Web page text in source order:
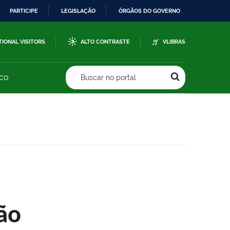
PARTICIPE LEGISLAÇÃO ÓRGÃOS DO GOVERNO
VISITORS ALTO CONTRASTE VLIBRAS
Buscar no portal